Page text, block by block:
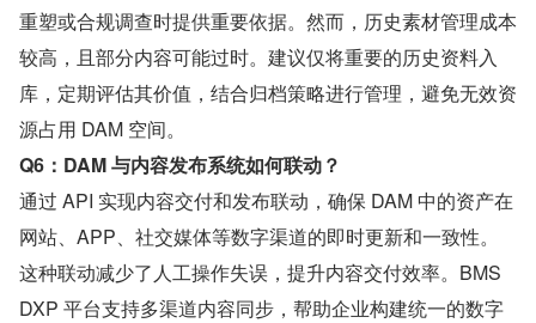
重塑或合规调查时提供重要依据。然而，历史素材管理成本
较高，且部分内容可能过时。建议仅将重要的历史资料入
库，定期评估其价值，结合归档策略进行管理，避免无效资
源占用 DAM 空间。
Q6：DAM 与内容发布系统如何联动？
通过 API 实现内容交付和发布联动，确保 DAM 中的资产在
网站、APP、社交媒体等数字渠道的即时更新和一致性。
这种联动减少了人工操作失误，提升内容交付效率。BMS
DXP 平台支持多渠道内容同步，帮助企业构建统一的数字